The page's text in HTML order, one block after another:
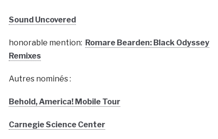
Sound Uncovered
honorable mention: Romare Bearden: Black Odyssey
Remixes
Autres nominés :
Behold, America! Mobile Tour
Carnegie Science Center